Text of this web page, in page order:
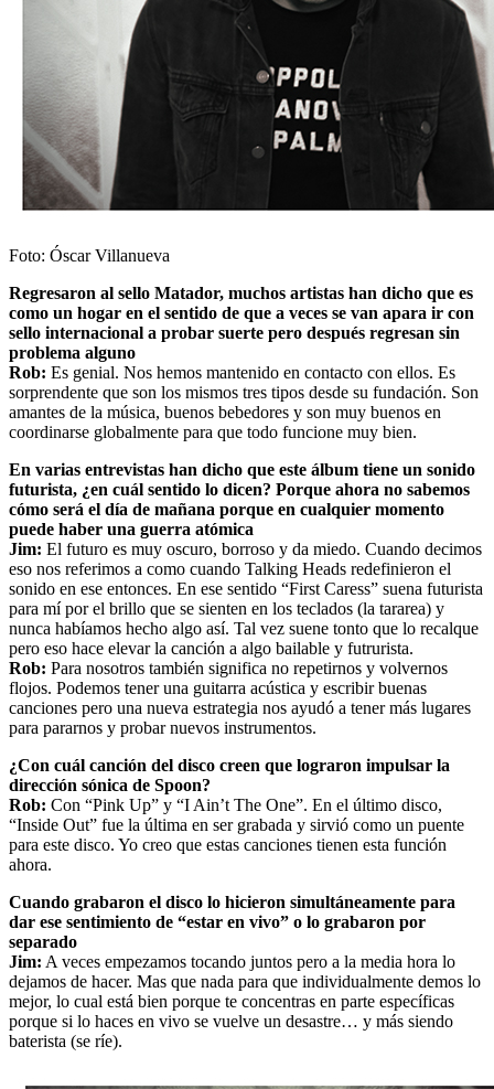
Foto: Óscar Villanueva
Regresaron al sello Matador, muchos artistas han dicho que es
como un hogar en el sentido de que a veces se van apara ir con
sello internacional a probar suerte pero después regresan sin
problema alguno
Rob: Es genial. Nos hemos mantenido en contacto con ellos. Es
sorprendente que son los mismos tres tipos desde su fundación. Son
amantes de la música, buenos bebedores y son muy buenos en
coordinarse globalmente para que todo funcione muy bien.
En varias entrevistas han dicho que este álbum tiene un sonido
futurista, ¿en cuál sentido lo dicen? Porque ahora no sabemos
cómo será el día de mañana porque en cualquier momento
puede haber una guerra atómica
Jim: El futuro es muy oscuro, borroso y da miedo. Cuando decimos
eso nos referimos a como cuando Talking Heads redefinieron el
sonido en ese entonces. En ese sentido “First Caress” suena futurista
para mí por el brillo que se sienten en los teclados (la tararea) y
nunca habíamos hecho algo así. Tal vez suene tonto que lo recalque
pero eso hace elevar la canción a algo bailable y futrurista.
Rob: Para nosotros también significa no repetirnos y volvernos
flojos. Podemos tener una guitarra acústica y escribir buenas
canciones pero una nueva estrategia nos ayudó a tener más lugares
para pararnos y probar nuevos instrumentos.
¿Con cuál canción del disco creen que lograron impulsar la
dirección sónica de Spoon?
Rob: Con “Pink Up” y “I Ain’t The One”. En el último disco,
“Inside Out” fue la última en ser grabada y sirvió como un puente
para este disco. Yo creo que estas canciones tienen esta función
ahora.
Cuando grabaron el disco lo hicieron simultáneamente para
dar ese sentimiento de “estar en vivo” o lo grabaron por
separado
Jim: A veces empezamos tocando juntos pero a la media hora lo
dejamos de hacer. Mas que nada para que individualmente demos lo
mejor, lo cual está bien porque te concentras en parte específicas
porque si lo haces en vivo se vuelve un desastre… y más siendo
baterista (se ríe).